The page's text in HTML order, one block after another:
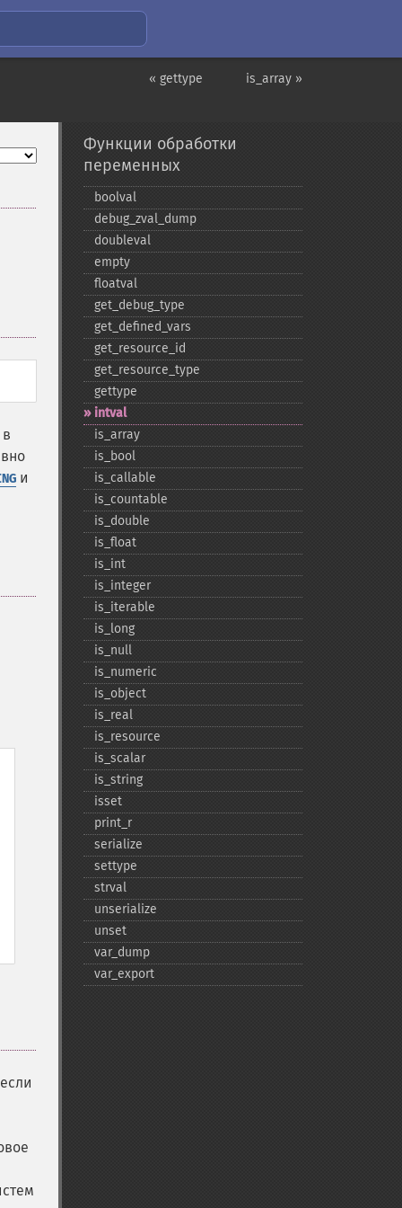
is_array »
« gettype
и
Функции обработки
переменных
boolval
debug_​zval_​dump
doubleval
empty
floatval
get_​debug_​type
get_​defined_​vars
get_​resource_​id
get_​resource_​type
gettype
intval
is_​array
is_​bool
is_​callable
is_​countable
is_​double
is_​float
is_​int
is_​integer
is_​iterable
is_​long
is_​null
is_​numeric
is_​object
is_​real
is_​resource
is_​scalar
is_​string
isset
print_​r
serialize
settype
strval
unserialize
unset
var_​dump
var_​export